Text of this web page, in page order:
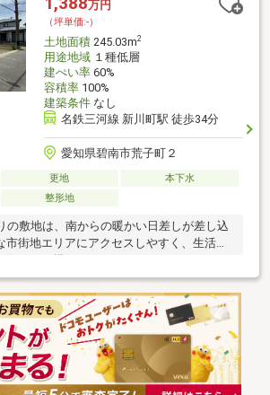
お問い合わせください。
万円
（坪単価:-）
土地面積245.03m2
用途地域１種低層
建ぺい率60%
容積率100%
建築条件なし
名鉄三河線 新川町駅 徒歩34分
愛知県碧南市荒子町２
更地
本下水
整形地
の敷地は、南からの暖かい日差しが差し込
街地エリアにアクセスしやすく、生活環